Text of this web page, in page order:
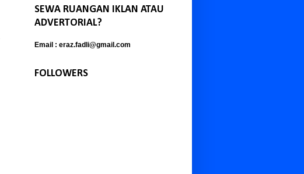
SEWA RUANGAN IKLAN ATAU
ADVERTORIAL?
Email : eraz.fadli@gmail.com
FOLLOWERS